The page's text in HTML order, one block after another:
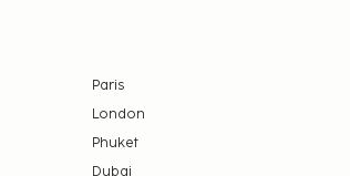
Paris
London
Phuket
Dubai